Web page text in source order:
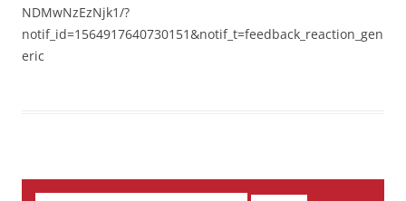
NDMwNzEzNjk1/?
notif_id=1564917640730151&notif_t=feedback_reaction_gen
eric